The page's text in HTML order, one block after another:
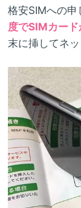
格安SIMへの申
度でSIMカー
末に挿してネ